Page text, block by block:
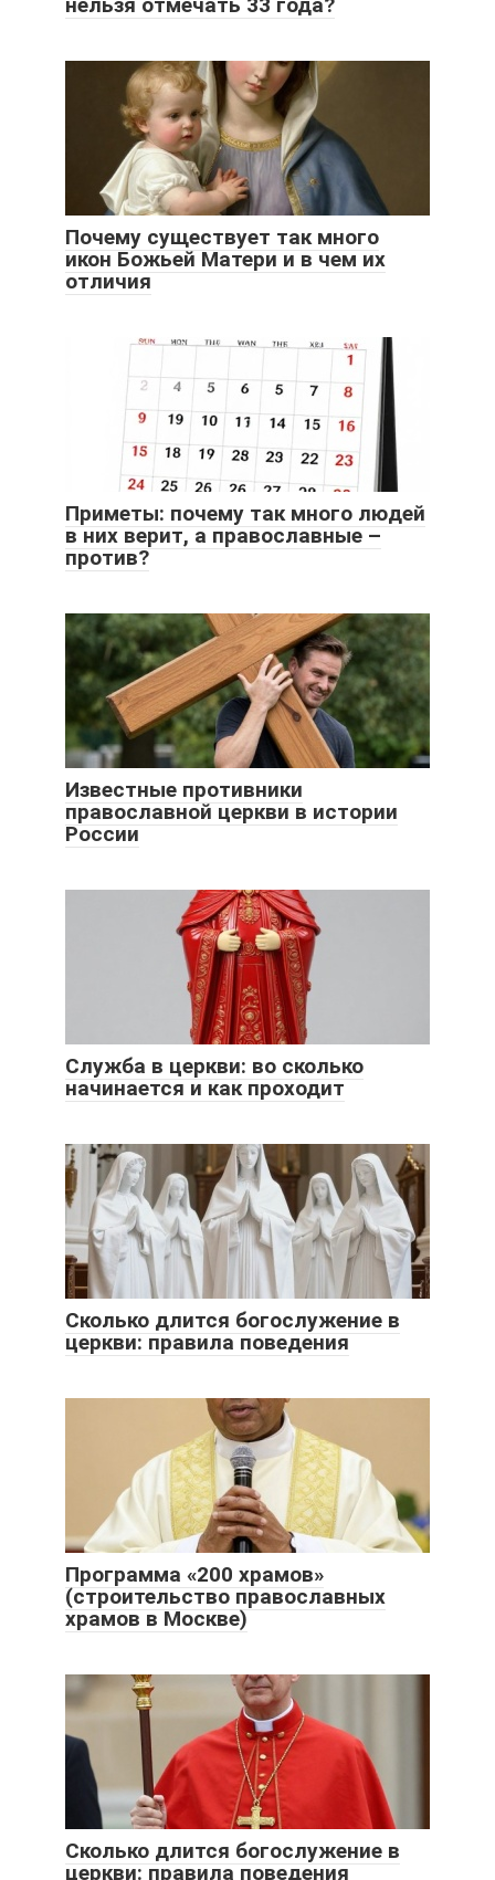
Почему существует так много
икон Божьей Матери и в чем их
отличия
Приметы: почему так много людей
в них верит, а православные –
против?
Известные противники
православной церкви в истории
России
Служба в церкви: во сколько
начинается и как проходит
Сколько длится богослужение в
церкви: правила поведения
Программа «200 храмов»
(строительство православных
храмов в Москве)
Сколько длится богослужение в
церкви: правила поведения